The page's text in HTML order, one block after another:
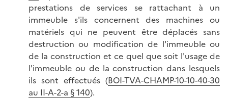
prestations de services se rattachant à un
immeuble s'ils concernent des machines ou
matériels qui ne peuvent être déplacés sans
destruction ou modification de l'immeuble ou
de la construction et ce quel que soit l'usage de
l'immeuble ou de la construction dans lesquels
ils sont effectués (BOI-TVA-CHAMP-10-10-40-30
au II-A-2-a § 140).